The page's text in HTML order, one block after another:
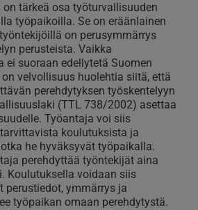
tärkeä osa työturvallisuuden
työpaikoilla. Se on eräänlainen
on perusymmärrys
perusteista. Vaikka
suoraan edellytetä Suomen
velvollisuus huolehtia siitä, että
perehdytyksen työskentelyyn
(TTL 738/2002) asettaa
Työantaja voi siis
koulutuksista ja
he hyväksyvät työpaikalla.
perehdyttää työntekijät aina
Koulutuksella voidaan siis
perustiedot, ymmärrys ja
työpaikan omaan perehdytystä.